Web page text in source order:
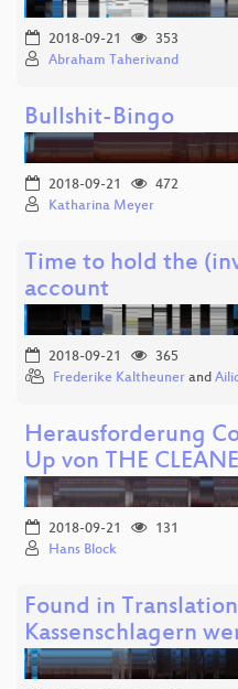
2018-09-21
353
Abraham Taherivand
Bullshit-Bingo
2018-09-21
472
Katharina Meyer
Time to hold the
account
2018-09-21
365
Frederike Kaltheuner and
Herausforderung
Up von THE
2018-09-21
131
Hans Block
Found in
Kassenschlagern